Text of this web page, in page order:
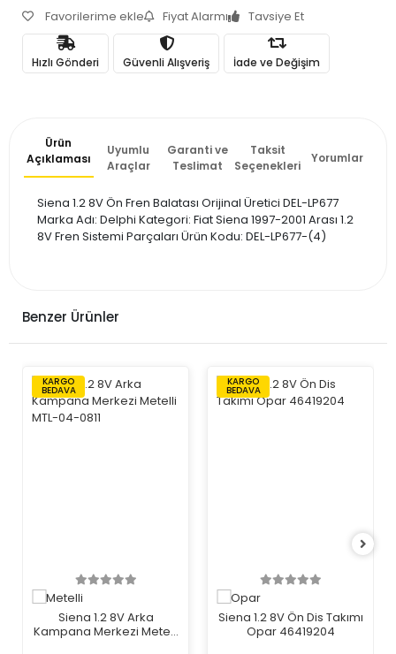
Favorilerime ekle Fiyat Alarmı Tavsiye Et
Hızlı Gönderi Güvenli Alışveriş İade ve Değişim
Ürün
Açıklaması
Uyumlu
Araçlar
Garanti ve
Teslimat
Taksit
Seçenekleri
Yorumlar
Siena 1.2 8V Ön Fren Balatası Orijinal Üretici DEL-LP677
Marka Adı: Delphi Kategori: Fiat Siena 1997-2001 Arası 1.2
8V Fren Sistemi Parçaları Ürün Kodu: DEL-LP677-(4)
Benzer Ürünler
KARGO
BEDAVA
Siena 1.2 8V Arka
Kampana Merkezi Metelli
KARGO
BEDAVA
Siena 1.2 8V Ön Dis Takımı
Opar 46419204